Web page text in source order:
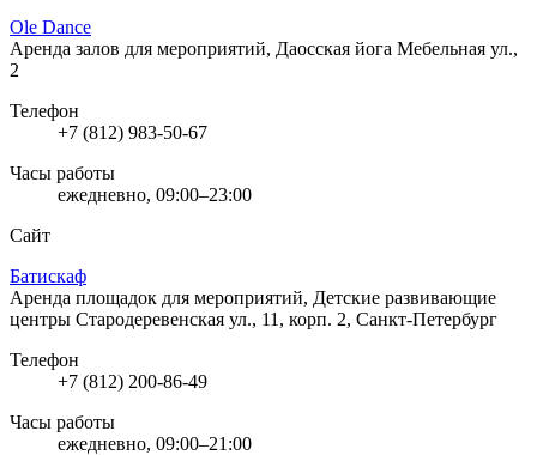
Ole Dance
Аренда залов для мероприятий, Даосская йога Мебельная ул.,
2
Телефон
+7 (812) 983-50-67
Часы работы
ежедневно, 09:00–23:00
Сайт
Батискаф
Аренда площадок для мероприятий, Детские развивающие
центры Стародеревенская ул., 11, корп. 2, Санкт-Петербург
Телефон
+7 (812) 200-86-49
Часы работы
ежедневно, 09:00–21:00